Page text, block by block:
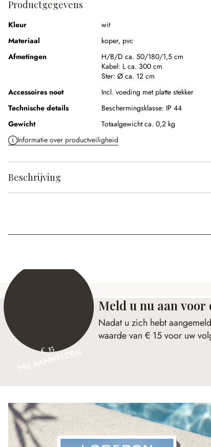
Productgegevens
Kleur
wit
Materiaal
koper, pvc
Afmetingen
H/B/D ca. 50/180/1,5 cm
Kabel: L ca. 300 cm
Ster: Ø ca. 12 cm
Accessoires noot
Incl. voeding met platte stekker
Technische details
Beschermingsklasse: IP 44
Gewicht
Totaalgewicht ca. 0,2 kg
Informatie over productveiligheid
Beschrijving
€ 15
NU AANMELDEN
Meld u nu aan
Nadat u zich hebt
waarde van € 15 voor uw